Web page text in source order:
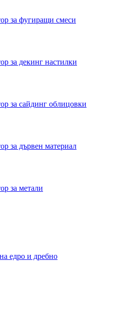
за фугиращи смеси
за декинг настилки
за сайдинг облицовки
за дървен материал
за метали
едро и дребно